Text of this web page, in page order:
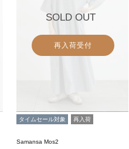
SOLD OUT
再入荷受付
タイムセール対象 再入荷
Samansa Mos2